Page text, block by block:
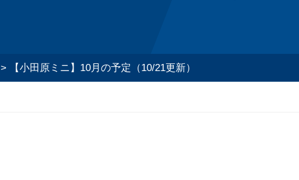
> 【小田原ミニ】10月の予定（10/21更新）